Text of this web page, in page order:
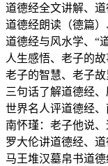
道德经全文讲解、道
道德经朗读（德篇
道德经与风水学、“
人生感悟、老子的
老子的智慧、老子
三句话了解道德经
世界名人评道德经
南怀瑾：老子他说
罗大伦讲道德经、
马王堆汉墓帛书道